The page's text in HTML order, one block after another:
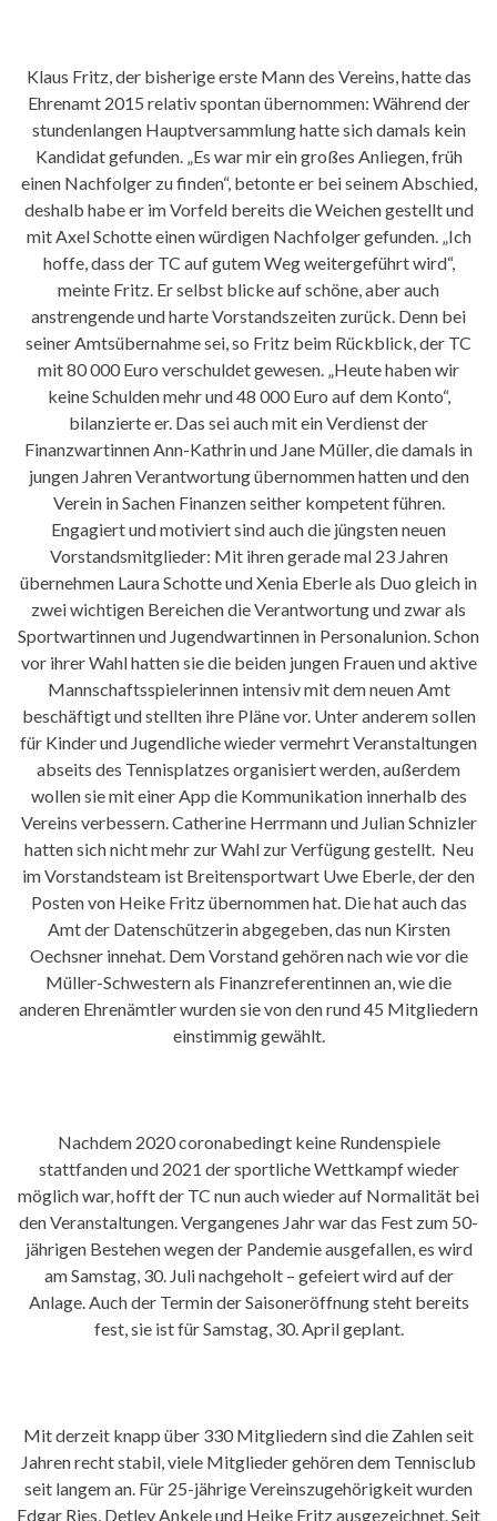
Klaus Fritz, der bisherige erste Mann des Vereins, hatte das
Ehrenamt 2015 relativ spontan übernommen: Während der
stundenlangen Hauptversammlung hatte sich damals kein
Kandidat gefunden. „Es war mir ein großes Anliegen, früh
einen Nachfolger zu finden“, betonte er bei seinem Abschied,
deshalb habe er im Vorfeld bereits die Weichen gestellt und
mit Axel Schotte einen würdigen Nachfolger gefunden. „Ich
hoffe, dass der TC auf gutem Weg weitergeführt wird“,
meinte Fritz. Er selbst blicke auf schöne, aber auch
anstrengende und harte Vorstandszeiten zurück. Denn bei
seiner Amtsübernahme sei, so Fritz beim Rückblick, der TC
mit 80 000 Euro verschuldet gewesen. „Heute haben wir
keine Schulden mehr und 48 000 Euro auf dem Konto“,
bilanzierte er. Das sei auch mit ein Verdienst der
Finanzwartinnen Ann-Kathrin und Jane Müller, die damals in
jungen Jahren Verantwortung übernommen hatten und den
Verein in Sachen Finanzen seither kompetent führen.
Engagiert und motiviert sind auch die jüngsten neuen
Vorstandsmitglieder: Mit ihren gerade mal 23 Jahren
übernehmen Laura Schotte und Xenia Eberle als Duo gleich in
zwei wichtigen Bereichen die Verantwortung und zwar als
Sportwartinnen und Jugendwartinnen in Personalunion. Schon
vor ihrer Wahl hatten sie die beiden jungen Frauen und aktive
Mannschaftsspielerinnen intensiv mit dem neuen Amt
beschäftigt und stellten ihre Pläne vor. Unter anderem sollen
für Kinder und Jugendliche wieder vermehrt Veranstaltungen
abseits des Tennisplatzes organisiert werden, außerdem
wollen sie mit einer App die Kommunikation innerhalb des
Vereins verbessern. Catherine Herrmann und Julian Schnizler
hatten sich nicht mehr zur Wahl zur Verfügung gestellt. Neu
im Vorstandsteam ist Breitensportwart Uwe Eberle, der den
Posten von Heike Fritz übernommen hat. Die hat auch das
Amt der Datenschützerin abgegeben, das nun Kirsten
Oechsner innehat. Dem Vorstand gehören nach wie vor die
Müller-Schwestern als Finanzreferentinnen an, wie die
anderen Ehrenämtler wurden sie von den rund 45 Mitgliedern
einstimmig gewählt.
Nachdem 2020 coronabedingt keine Rundenspiele
stattfanden und 2021 der sportliche Wettkampf wieder
möglich war, hofft der TC nun auch wieder auf Normalität bei
den Veranstaltungen. Vergangenes Jahr war das Fest zum 50-
jährigen Bestehen wegen der Pandemie ausgefallen, es wird
am Samstag, 30. Juli nachgeholt – gefeiert wird auf der
Anlage. Auch der Termin der Saisoneröffnung steht bereits
fest, sie ist für Samstag, 30. April geplant.
Mit derzeit knapp über 330 Mitgliedern sind die Zahlen seit
Jahren recht stabil, viele Mitglieder gehören dem Tennisclub
seit langem an. Für 25-jährige Vereinszugehörigkeit wurden
Edgar Ries, Detlev Ankele und Heike Fritz ausgezeichnet. Seit